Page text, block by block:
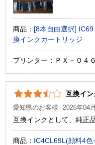
商品： [8本自由選択] IC69 (BK/C/M/Y) 顔料エプソン[Epson]互
換インクカートリッジ
プリンター：ＰＸ－０４
互換イ
愛知県のお客様 2026年04
互換インクとして、純正
商品： IC4CL69L(顔料4